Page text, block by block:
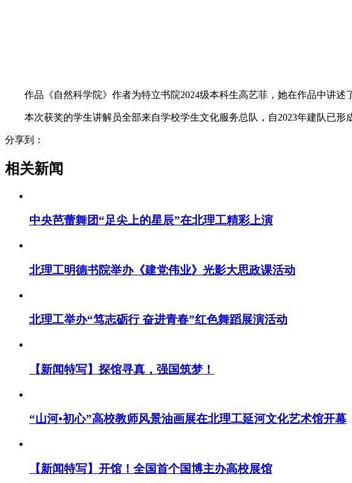
作品《自然科学院》作者为特立书院2024级本科生高艺菲，她在作品中讲
本次获奖的学生讲解员全部来自学校学生文化服务总队，自2023年建队已
分享到：
相关新闻
中央芭蕾舞团“足尖上的星辰”在北理工精彩上演
北理工明德书院举办《建党伟业》光影大思政课活动
北理工举办“笃志砺行 奋进青春”红色舞蹈展演活动
【新闻特写】探馆寻真，强国筑梦！
“山河•初心”高校教师风景油画展在北理工延河文化艺术馆开幕
【新闻特写】开馆！全国首个国博主办高校展馆